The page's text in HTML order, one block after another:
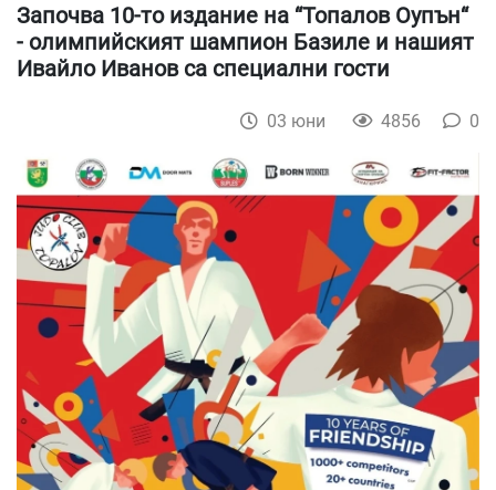
Започва 10-то издание на “Топалов Оупън“
- олимпийският шампион Базиле и нашият
Ивайло Иванов са специални гости
03 юни 4856 0